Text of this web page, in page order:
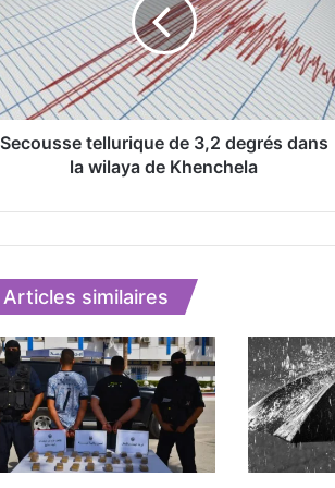
Secousse tellurique de 3,2 degrés dans
la wilaya de Khenchela
Articles similaires